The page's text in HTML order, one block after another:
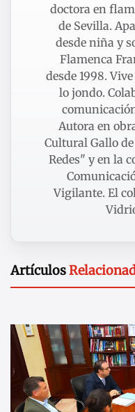
doctora en
de Sevilla.
desde niña y
Flamenca
desde 1998.
lo jondo.
Autora en
Cultural Gallo
Redes" y en la
Vigilante. El
Artículos